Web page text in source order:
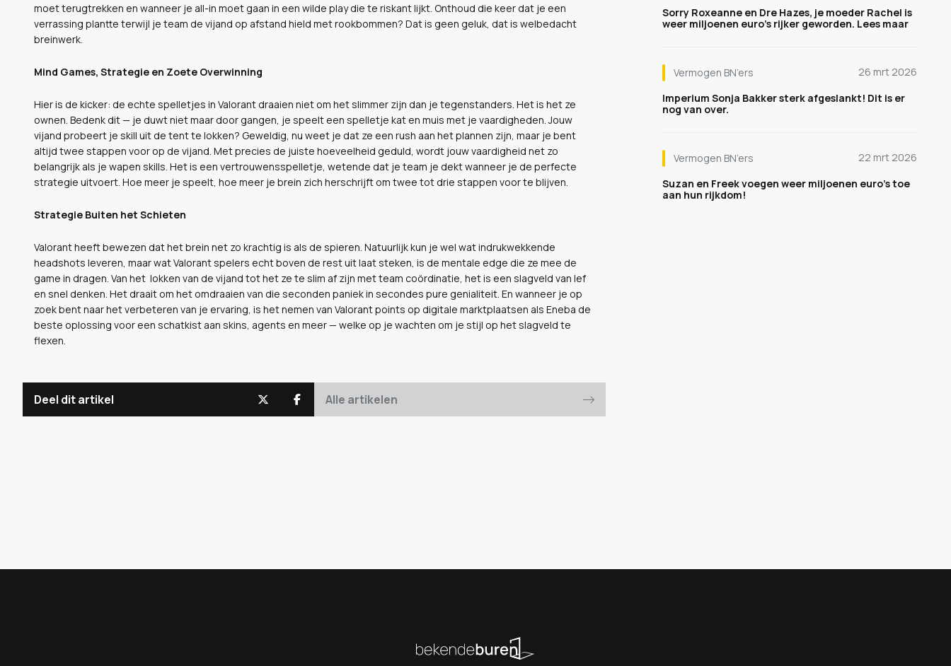
moet terugtrekken en wanneer je all-in moet gaan in een wilde play die te riskant lijkt. Onthoud die keer dat je een
verrassing plantte terwijl je team de vijand op afstand hield met rookbommen? Dat is geen geluk, dat is welbedacht
breinwerk.
Mind Games, Strategie en Zoete Overwinning
Hier is de kicker: de echte spelletjes in Valorant draaien niet om het slimmer zijn dan je tegenstanders. Het is het ze
ownen. Bedenk dit — je duwt niet maar door gangen, je speelt een spelletje kat en muis met je vaardigheden. Jouw
vijand probeert je skill uit de tent te lokken? Geweldig, nu weet je dat ze een rush aan het plannen zijn, maar je bent
altijd twee stappen voor op de vijand. Met precies de juiste hoeveelheid geduld, wordt jouw vaardigheid net zo
belangrijk als je wapen skills. Het is een vertrouwensspelletje, wetende dat je team je dekt wanneer je de perfecte
strategie uitvoert. Hoe meer je speelt, hoe meer je brein zich herschrijft om twee tot drie stappen voor te blijven.
Strategie Buiten het Schieten
Valorant heeft bewezen dat het brein net zo krachtig is als de spieren. Natuurlijk kun je wel wat indrukwekkende
headshots leveren, maar wat Valorant spelers echt boven de rest uit laat steken, is de mentale edge die ze mee de
game in dragen. Van het lokken van de vijand tot het ze te slim af zijn met team coördinatie, het is een slagveld van lef
en snel denken. Het draait om het omdraaien van die seconden paniek in secondes pure genialiteit. En wanneer je op
zoek bent naar het verbeteren van je ervaring, is het nemen van Valorant points op digitale marktplaatsen als Eneba de
beste oplossing voor een schatkist aan skins, agents en meer — welke op je wachten om je stijl op het slagveld te
flexen.
Deel dit artikel Alle artikelen
Sorry Roxeanne en Dre Hazes, je moeder Rachel is
weer miljoenen euro's rijker geworden. Lees maar
Vermogen BN’ers
26 mrt 2026
Imperium Sonja Bakker sterk afgeslankt! Dit is er
nog van over.
Vermogen BN’ers
22 mrt 2026
Suzan en Freek voegen weer miljoenen euro's toe
aan hun rijkdom!